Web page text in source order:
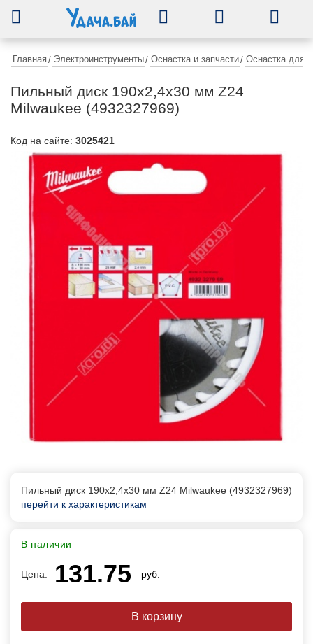
Главная/ Электроинструменты/ Оснастка и запчасти/ Оснастка для
Пильный диск 190х2,4х30 мм Z24
Milwaukee (4932327969)
Код на сайте: 3025421
Пильный диск 190х2,4х30 мм Z24 Milwaukee (4932327969)
перейти к характеристикам
В наличии
Цена: 131.75 руб.